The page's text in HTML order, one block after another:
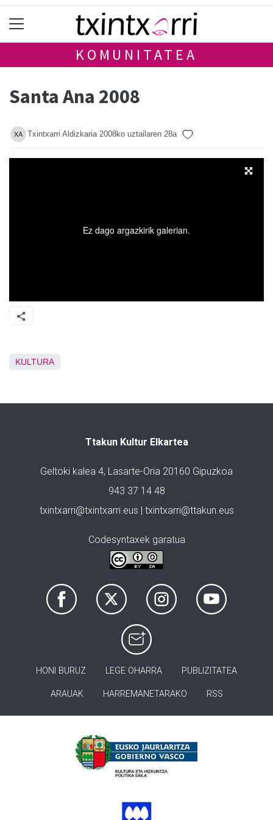
KOMUNITATEA
Santa Ana 2008
Txintxarri Aldizkaria 2008ko uztailaren 28a
KULTURA
Ttakun Kultur Elkartea
Geltoki kalea 4, Lasarte-Oria 20160 Gipuzkoa
943 37 14 48
txintxarri@txintxarri.eus | txintxarri@ttakun.eus
Codesyntaxek garatua
HONI BURUZ LEGE OHARRA PUBLIZITATEA
ARAUAK HARREMANETARAKO RSS